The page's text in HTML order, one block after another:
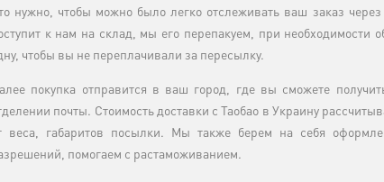
нужно, чтобы можно было легко отслеживать ваш заказ
к нам на склад, мы его перепакуем, при необходимости
чтобы вы не переплачивали за пересылку.
покупка отправится в ваш город, где вы сможете
почты. Стоимость доставки с Таобао в Украину
веса, габаритов посылки. Мы также берем на себя
помогаем с растаможиванием.